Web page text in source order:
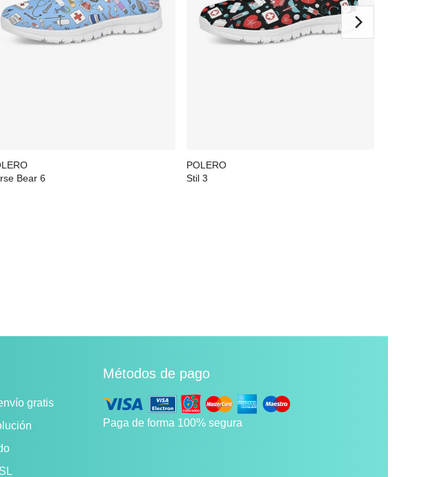
Bear 6
POLERO
Stil 3
gratis
Métodos de pago
Paga de forma 100% segura